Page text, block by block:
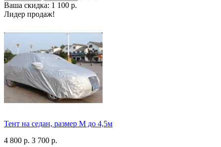
Ваша скидка: 1 100 р.
Лидер продаж!
Тент на седан, размер М до 4,5м
4 800 р. 3 700 р.